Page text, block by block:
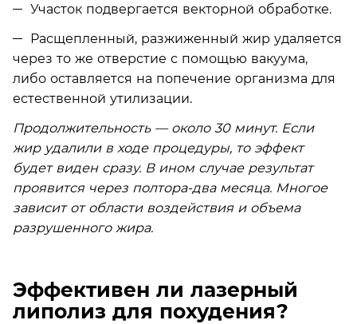
Участок подвергается векторной обработке.
Расщепленный, разжиженный жир удаляется
через то же отверстие с помощью вакуума,
либо оставляется на попечение организма для
естественной утилизации.
Продолжительность — около 30 минут. Если
жир удалили в ходе процедуры, то эффект
будет виден сразу. В ином случае результат
проявится через полтора-два месяца. Многое
зависит от области воздействия и объема
разрушенного жира.
Эффективен ли лазерный
липолиз для похудения?